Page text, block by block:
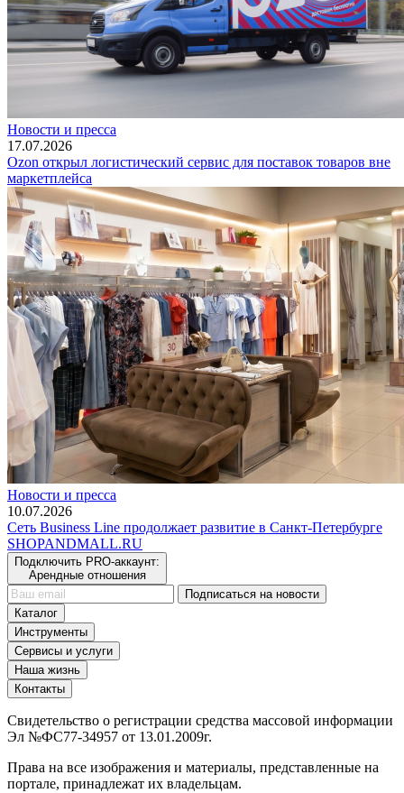
Новости и пресса
17.07.2026
Ozon открыл логистический сервис для поставок товаров вне
маркетплейса
Новости и пресса
10.07.2026
Сеть Business Line продолжает развитие в Санкт-Петербурге
SHOPANDMALL.RU
Подключить PRO-аккаунт:
Арендные отношения
Подписаться на новости
Каталог
Инструменты
Сервисы и услуги
Наша жизнь
Контакты
Свидетельство о регистрации средства массовой информации
Эл №ФС77-34957 от 13.01.2009г.
Права на все изображения и материалы, представленные на
портале, принадлежат их владельцам.